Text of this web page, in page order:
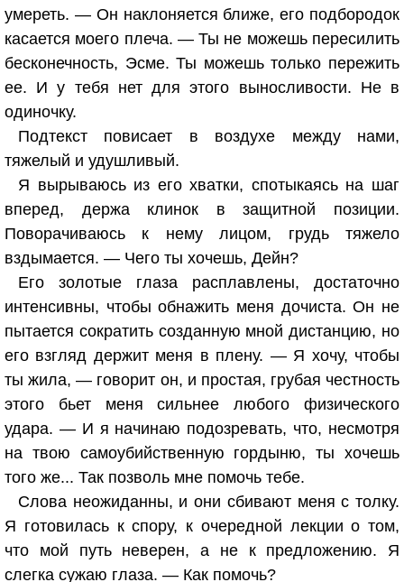
умереть. — Он наклоняется ближе, его подбородок
касается моего плеча. — Ты не можешь пересилить
бесконечность, Эсме. Ты можешь только пережить
ее. И у тебя нет для этого выносливости. Не в
одиночку.
Подтекст повисает в воздухе между нами,
тяжелый и удушливый.
Я вырываюсь из его хватки, спотыкаясь на шаг
вперед, держа клинок в защитной позиции.
Поворачиваюсь к нему лицом, грудь тяжело
вздымается. — Чего ты хочешь, Дейн?
Его золотые глаза расплавлены, достаточно
интенсивны, чтобы обнажить меня дочиста. Он не
пытается сократить созданную мной дистанцию, но
его взгляд держит меня в плену. — Я хочу, чтобы
ты жила, — говорит он, и простая, грубая честность
этого бьет меня сильнее любого физического
удара. — И я начинаю подозревать, что, несмотря
на твою самоубийственную гордыню, ты хочешь
того же... Так позволь мне помочь тебе.
Слова неожиданны, и они сбивают меня с толку.
Я готовилась к спору, к очередной лекции о том,
что мой путь неверен, а не к предложению. Я
слегка сужаю глаза. — Как помочь?